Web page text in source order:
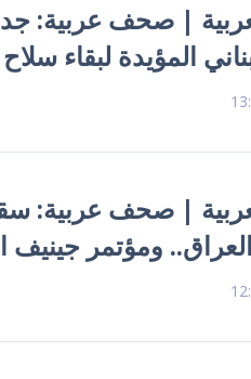
| صحف
المؤيدة لبقاء
| صحف
ومؤتمر جينيف